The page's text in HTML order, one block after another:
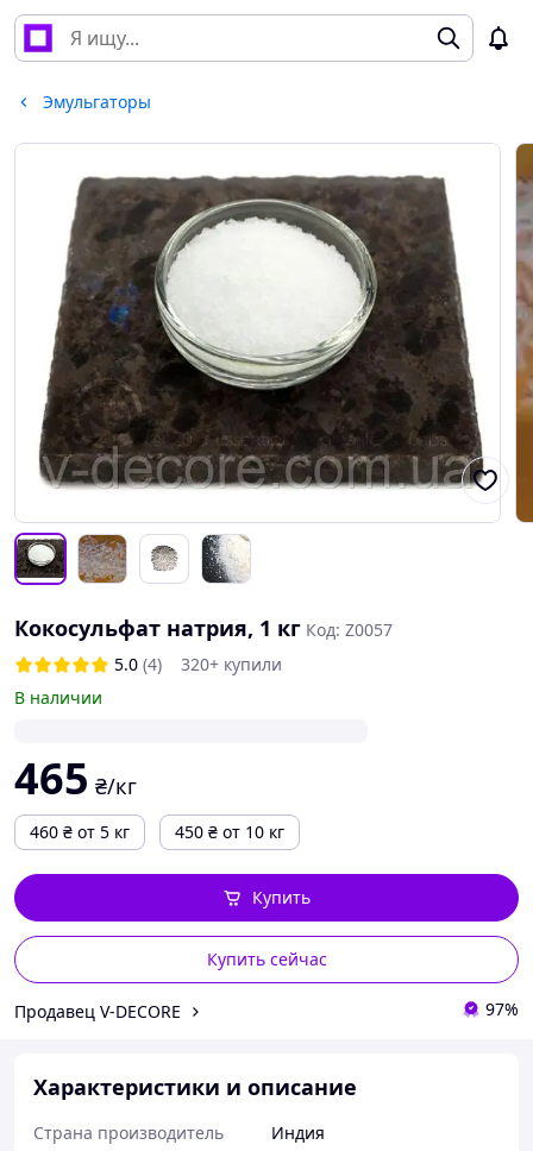
Эмульгаторы
Кокосульфат натрия, 1 кг Код: Z0057
5.0 (4)
320+ купили
В наличии
465 ₴/кг
460 ₴ от 5 кг 450 ₴ от 10 кг
Купить сейчас
Купить
Продавец V-DECORE 97%
Характеристики и описание
Страна производитель
Индия